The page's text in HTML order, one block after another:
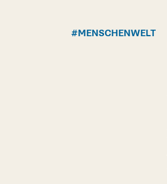
#MENSCHENWELT